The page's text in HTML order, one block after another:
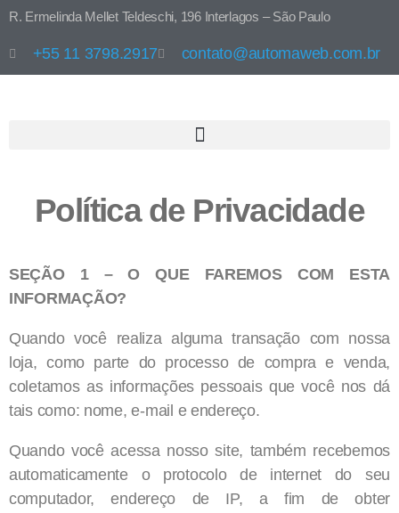
R. Ermelinda Mellet Teldeschi, 196 Interlagos – São Paulo
+55 11 3798.2917 contato@automaweb.com.br
Política de Privacidade
SEÇÃO 1 – O QUE FAREMOS COM ESTA
INFORMAÇÃO?
Quando você realiza alguma transação com nossa
loja, como parte do processo de compra e venda,
coletamos as informações pessoais que você nos dá
tais como: nome, e-mail e endereço.
Quando você acessa nosso site, também recebemos
automaticamente o protocolo de internet do seu
computador, endereço de IP, a fim de obter